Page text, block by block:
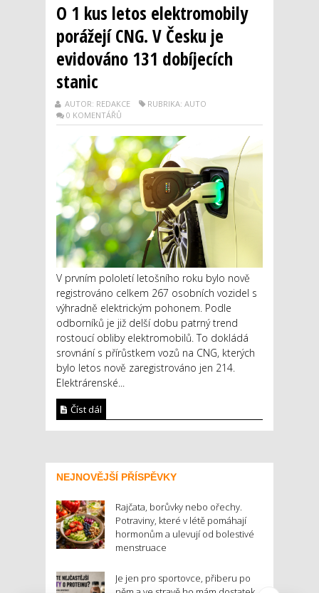
O 1 kus letos elektromobily
porážejí CNG. V Česku je
evidováno 131 dobíjecích
stanic
AUTOR: REDAKCE
RUBRIKA: AUTO
0 KOMENTÁŘŮ
V prvním pololetí letošního roku bylo nově
registrováno celkem 267 osobních vozidel s
výhradně elektrickým pohonem. Podle
odborníků je již delší dobu patrný trend
rostoucí obliby elektromobilů. To dokládá
srovnání s přírůstkem vozů na CNG, kterých
bylo letos nově zaregistrováno jen 214.
Elektrárenské...
Číst dál
NEJNOVĚJŠÍ PŘÍSPĚVKY
Rajčata, borůvky nebo ořechy.
Potraviny, které v létě pomáhají
hormonům a ulevují od bolestivé
menstruace
Je jen pro sportovce, přiberu po